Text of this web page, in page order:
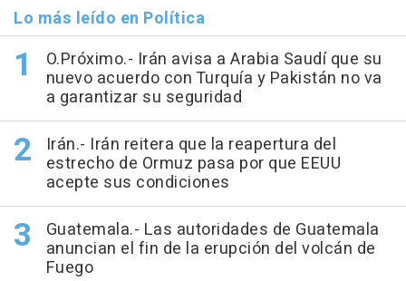
Lo más leído en Política
O.Próximo.- Irán avisa a Arabia Saudí que su
nuevo acuerdo con Turquía y Pakistán no va
a garantizar su seguridad
Irán.- Irán reitera que la reapertura del
estrecho de Ormuz pasa por que EEUU
acepte sus condiciones
Guatemala.- Las autoridades de Guatemala
anuncian el fin de la erupción del volcán de
Fuego